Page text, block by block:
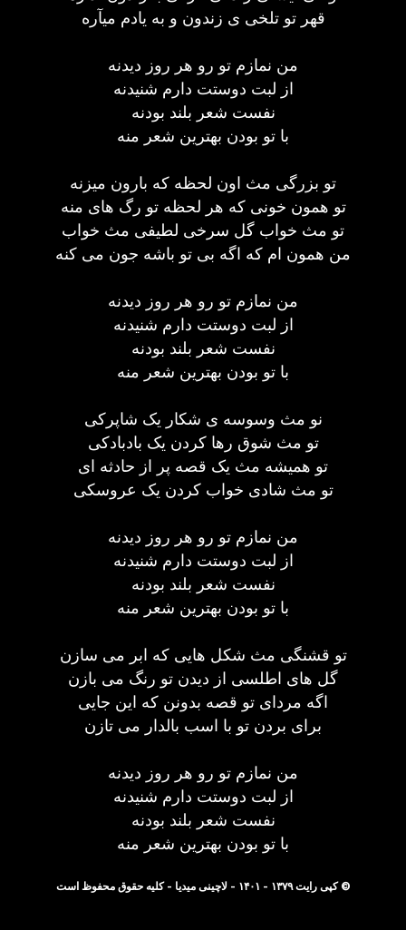
قهر تو تلخی ی زندون و به یادم میآره
من نمازم تو رو هر روز دیدنه
از لبت دوستت دارم شنیدنه
نفست شعر بلند بودنه
با تو بودن بهترین شعر منه
تو بزرگی مث اون لحظه که بارون میزنه
تو همون خونی که هر لحظه تو رگ های منه
تو مث خواب گل سرخی لطیفی مث خواب
من همون ام که اگه بی تو باشه جون می کنه
من نمازم تو رو هر روز دیدنه
از لبت دوستت دارم شنیدنه
نفست شعر بلند بودنه
با تو بودن بهترین شعر منه
نو مث وسوسه ی شکار یک شاپرکی
تو مث شوق رها کردن یک بادبادکی
تو همیشه مث یک قصه پر از حادثه ای
تو مث شادی خواب کردن یک عروسکی
من نمازم تو رو هر روز دیدنه
از لبت دوستت دارم شنیدنه
نفست شعر بلند بودنه
با تو بودن بهترین شعر منه
تو قشنگی مث شکل هایی که ابر می سازن
گل های اطلسی از دیدن تو رنگ می بازن
اگه مردای تو قصه بدونن که این جایی
برای بردن تو با اسب بالدار می تازن
من نمازم تو رو هر روز دیدنه
از لبت دوستت دارم شنیدنه
نفست شعر بلند بودنه
با تو بودن بهترین شعر منه
© کپی رایت ۱۳۷۹ - ۱۴۰۱ - لاچینی میدیا - کلیه حقوق محفوظ است